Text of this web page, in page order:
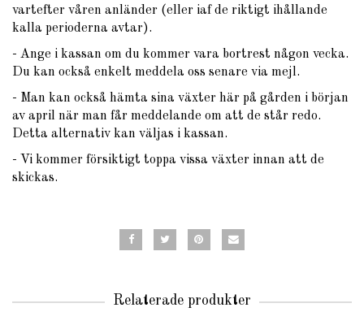
vartefter våren anländer (eller iaf de riktigt ihållande
kalla perioderna avtar).
- Ange i kassan om du kommer vara bortrest någon vecka.
Du kan också enkelt meddela oss senare via mejl.
- Man kan också hämta sina växter här på gården i början
av april när man får meddelande om att de står redo.
Detta alternativ kan väljas i kassan.
- Vi kommer försiktigt toppa vissa växter innan att de
skickas.
Relaterade produkter